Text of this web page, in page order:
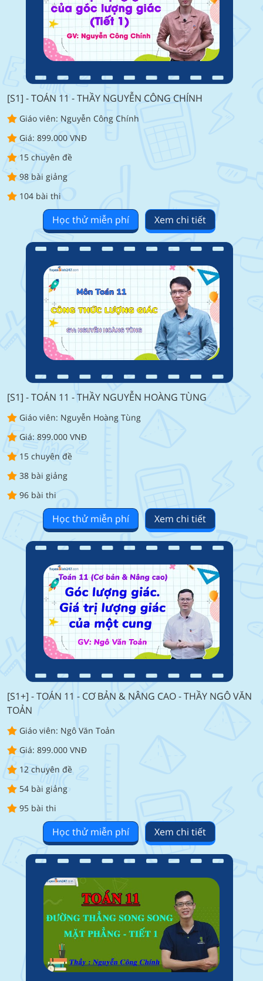
[S1] - TOÁN 11 - THẦY NGUYỄN CÔNG CHÍNH
Giáo viên: Nguyễn Công Chính
Giá: 899.000 VNĐ
15 chuyên đề
98 bài giảng
104 bài thi
Học thử miễn phí Xem chi tiết
[S1] - TOÁN 11 - THẦY NGUYỄN HOÀNG TÙNG
Giáo viên: Nguyễn Hoàng Tùng
Giá: 899.000 VNĐ
15 chuyên đề
38 bài giảng
96 bài thi
Học thử miễn phí Xem chi tiết
[S1+] - TOÁN 11 - CƠ BẢN & NÂNG CAO - THẦY NGÔ VĂN
TOẢN
Giáo viên: Ngô Văn Toản
Giá: 899.000 VNĐ
12 chuyên đề
54 bài giảng
95 bài thi
Học thử miễn phí Xem chi tiết